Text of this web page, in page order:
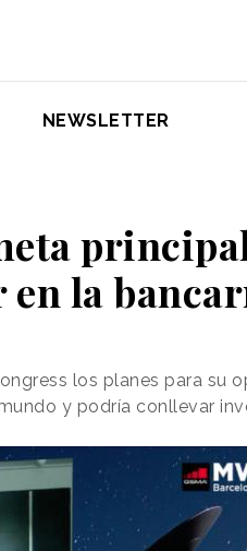
NEWSLETTER
en la
los planes para su
y podría conllevar